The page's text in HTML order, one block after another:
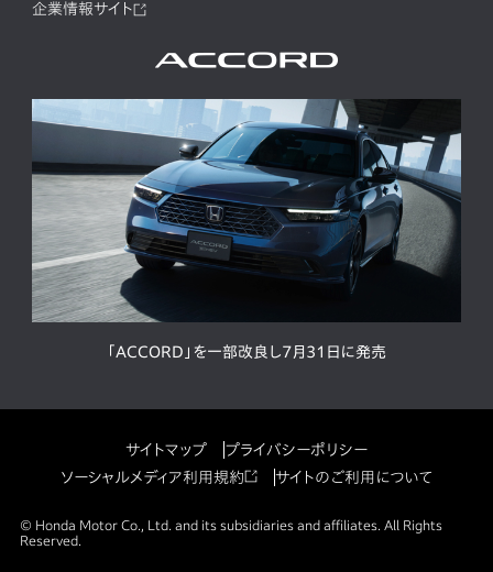
企業情報サイト
「ACCORD」を一部改良し7月31日に発売
サイトマップ
プライバシーポリシー
ソーシャルメディア利用規約
サイトのご利用について
© Honda Motor Co., Ltd. and its subsidiaries and affiliates. All Rights
Reserved.